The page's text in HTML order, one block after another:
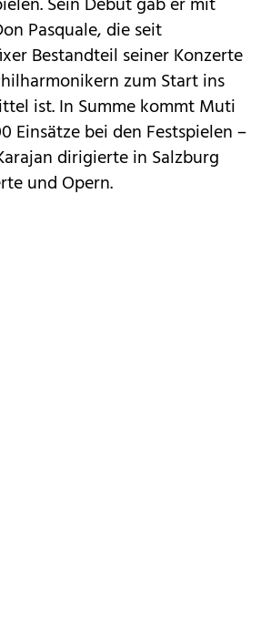
Pasquale, die seit
Bestandteil seiner Konzerte
zum Start ins
ist. In Summe kommt Muti
Einsätze bei den Festspielen –
dirigierte in Salzburg
und Opern.